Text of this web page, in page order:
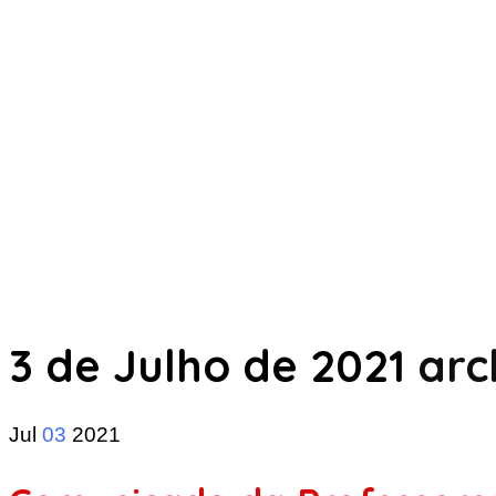
3 de Julho de 2021
Jul 03 2021